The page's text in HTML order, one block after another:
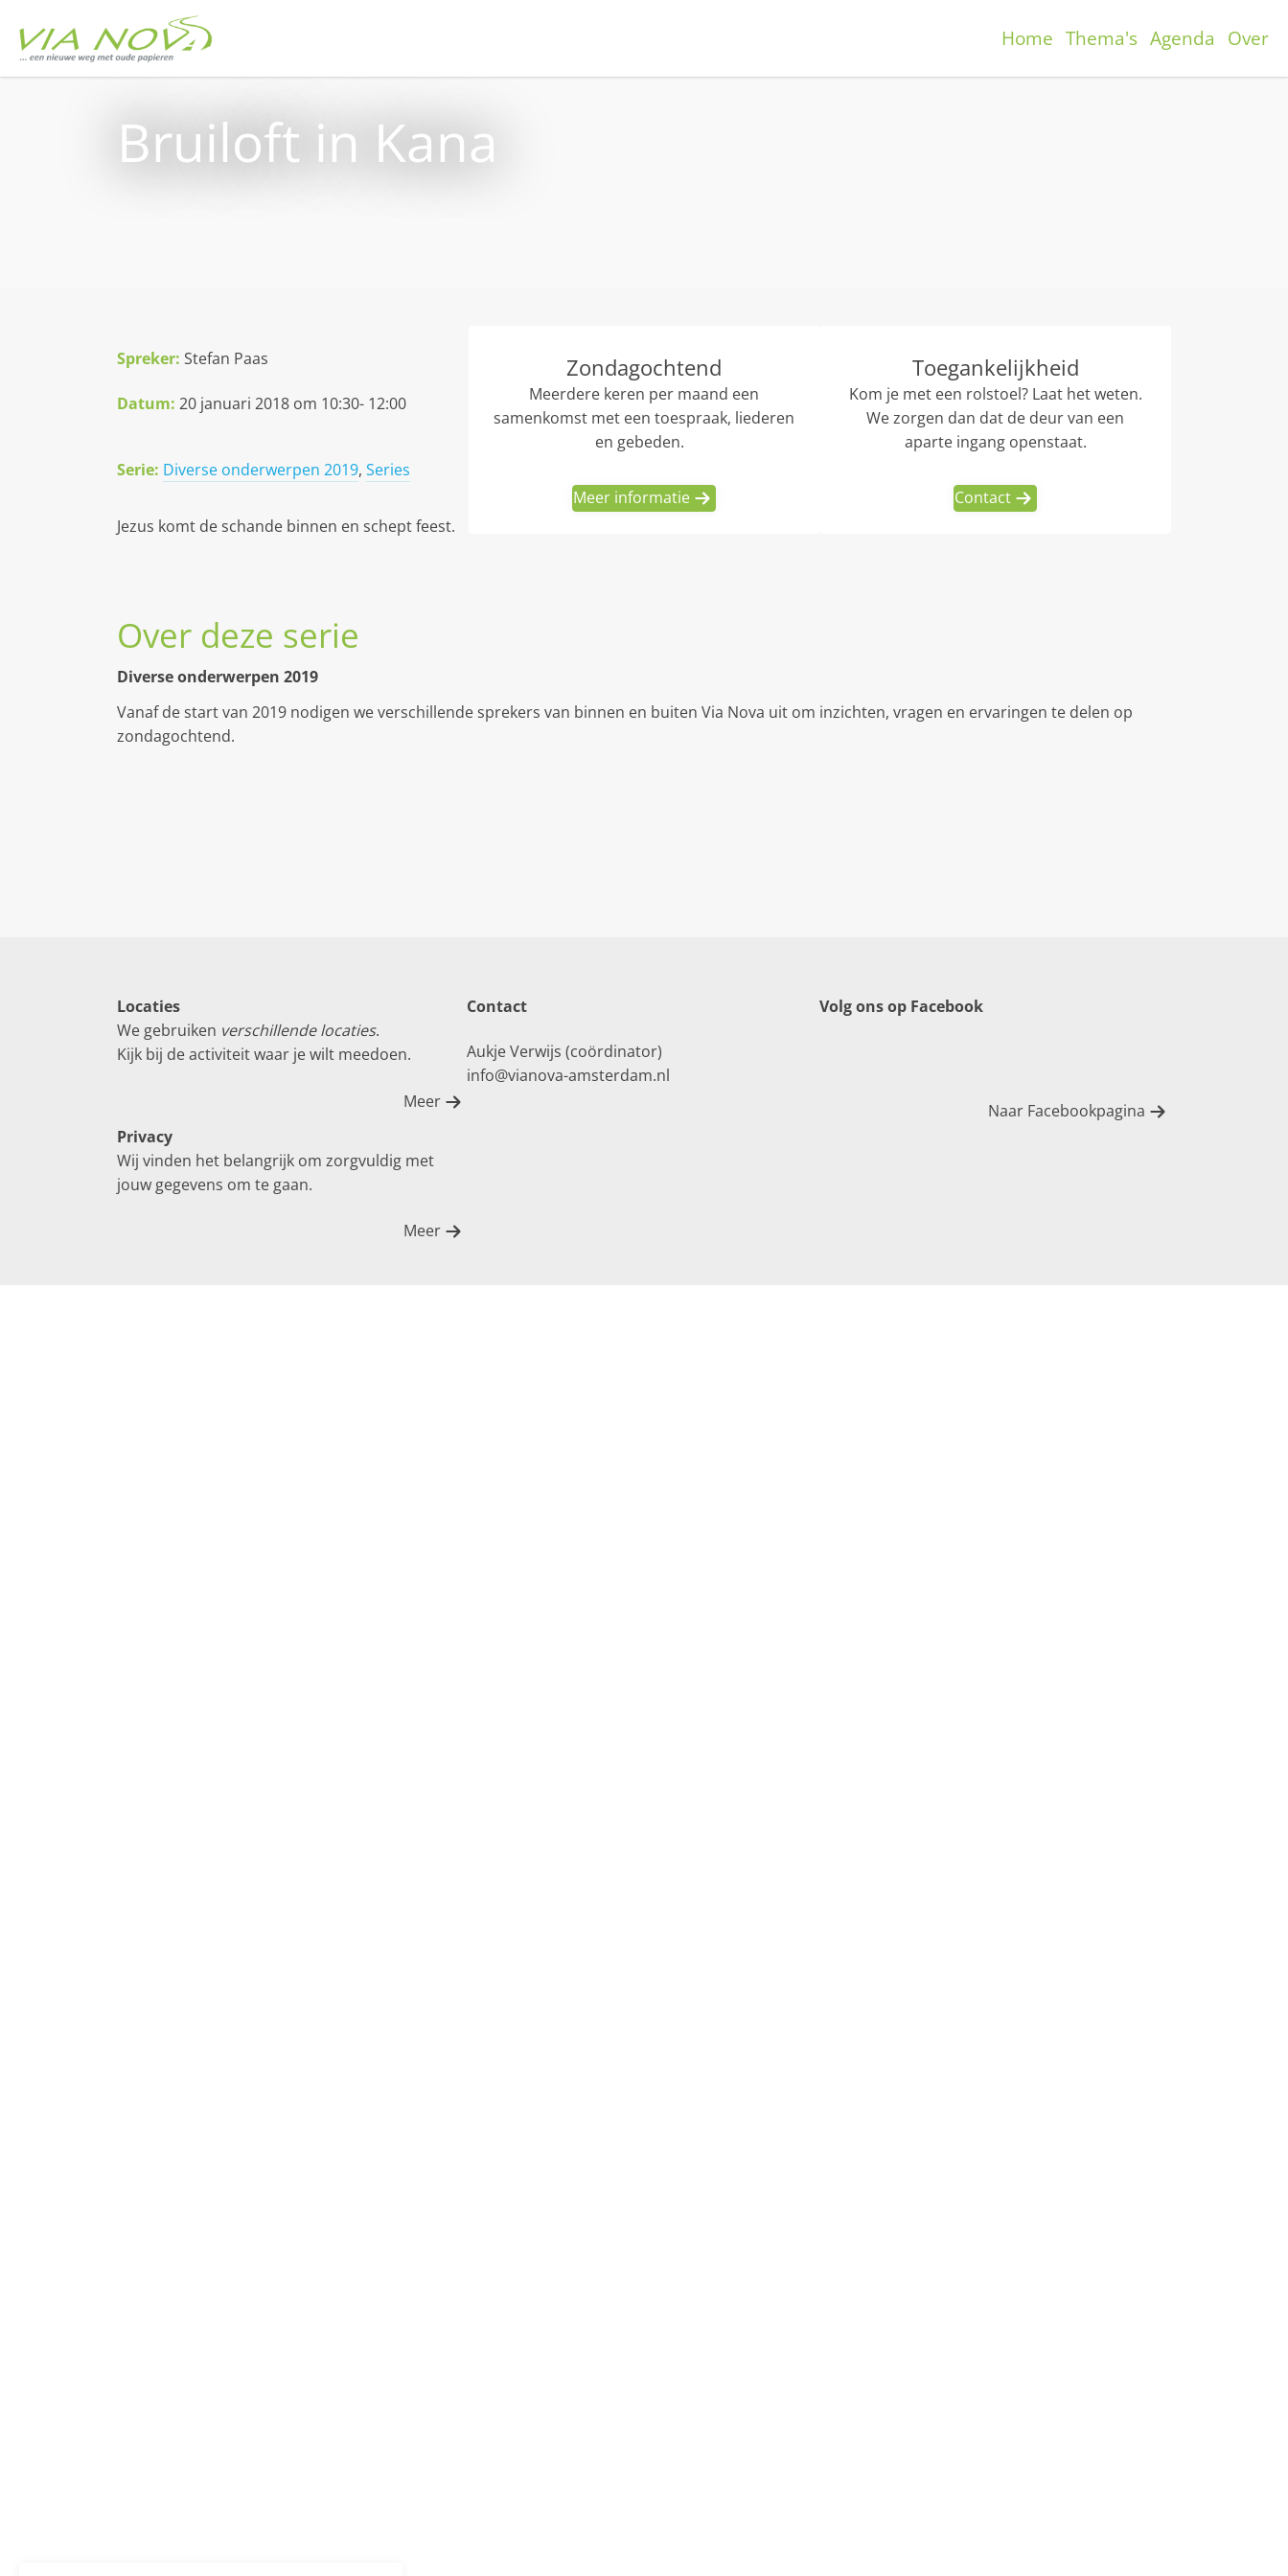
Home Thema's Agenda Over
Bruiloft in Kana
Spreker: Stefan Paas
Datum: 20 januari 2018 om 10:30- 12:00
Serie: Diverse onderwerpen 2019, Series
Jezus komt de schande binnen en schept feest.
Zondagochtend
Meerdere keren per maand een
samenkomst met een toespraak, liederen
en gebeden.
Meer informatie
Toegankelijkheid
Kom je met een rolstoel? Laat het weten.
We zorgen dan dat de deur van een
aparte ingang openstaat.
Contact
Over deze serie
Diverse onderwerpen 2019
Vanaf de start van 2019 nodigen we verschillende sprekers van binnen en buiten Via Nova uit om inzichten, vragen en ervaringen te delen op
zondagochtend.
Locaties
We gebruiken verschillende locaties.
Kijk bij de activiteit waar je wilt meedoen.
Meer
Privacy
Wij vinden het belangrijk om zorgvuldig met
jouw gegevens om te gaan.
Meer
Contact
Aukje Verwijs (coördinator)
info@vianova-amsterdam.nl
Volg ons op Facebook
Naar Facebookpagina